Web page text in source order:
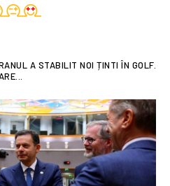
A STABILIT NOI ȚINTI ÎN GOLF.